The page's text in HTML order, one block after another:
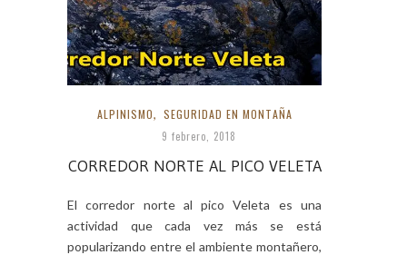
ALPINISMO, SEGURIDAD EN MONTAÑA
9 febrero, 2018
CORREDOR NORTE AL PICO VELETA
El corredor norte al pico Veleta es una
actividad que cada vez más se está
popularizando entre el ambiente montañero,